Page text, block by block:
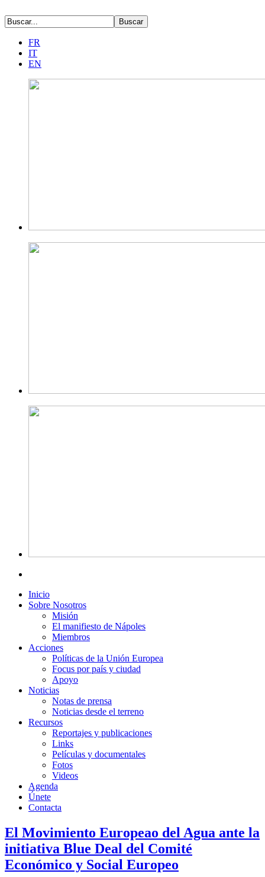
FR
IT
EN
Inicio
Sobre Nosotros
Misión
El manifiesto de Nápoles
Miembros
Acciones
Políticas de la Unión Europea
Focus por país y ciudad
Apoyo
Noticias
Notas de prensa
Noticias desde el terreno
Recursos
Reportajes y publicaciones
Links
Películas y documentales
Fotos
Videos
Agenda
Únete
Contacta
El Movimiento Europeao del Agua ante la
initiativa Blue Deal del Comité
Económico y Social Europeo